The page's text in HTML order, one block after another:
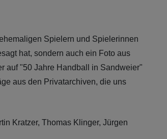
Spielern und Spielerinnen
hat, sondern auch ein Foto aus
auf "50 Jahre Handball in Sandweier"
aus den Privatarchiven, die uns
Kratzer, Thomas Klinger, Jürgen